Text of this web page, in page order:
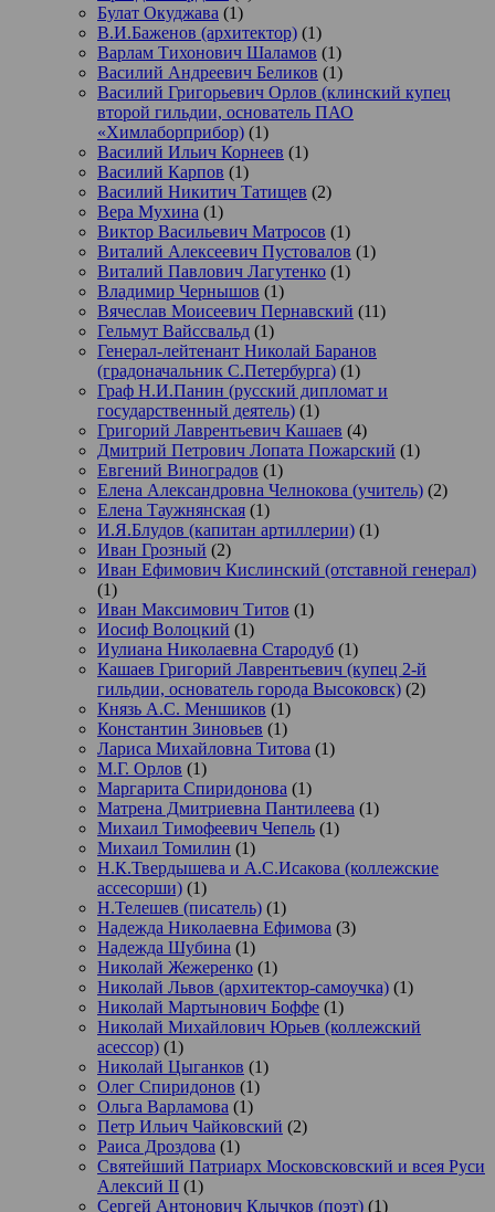
Булат Окуджава (1)
В.И.Баженов (архитектор) (1)
Варлам Тихонович Шаламов (1)
Василий Андреевич Беликов (1)
Василий Григорьевич Орлов (клинский купец
второй гильдии, основатель ПАО
«Химлаборприбор) (1)
Василий Ильич Корнеев (1)
Василий Карпов (1)
Василий Никитич Татищев (2)
Вера Мухина (1)
Виктор Васильевич Матросов (1)
Виталий Алексеевич Пустовалов (1)
Виталий Павлович Лагутенко (1)
Владимир Чернышов (1)
Вячеслав Моисеевич Пернавский (11)
Гельмут Вайссвальд (1)
Генерал-лейтенант Николай Баранов
(градоначальник С.Петербурга) (1)
Граф Н.И.Панин (русский дипломат и
государственный деятель) (1)
Григорий Лаврентьевич Кашаев (4)
Дмитрий Петрович Лопата Пожарский (1)
Евгений Виноградов (1)
Елена Александровна Челнокова (учитель) (2)
Елена Таужнянская (1)
И.Я.Блудов (капитан артиллерии) (1)
Иван Грозный (2)
Иван Ефимович Кислинский (отставной генерал)
(1)
Иван Максимович Титов (1)
Иосиф Волоцкий (1)
Иулиана Николаевна Стародуб (1)
Кашаев Григорий Лаврентьевич (купец 2-й
гильдии, основатель города Высоковск) (2)
Князь А.С. Меншиков (1)
Константин Зиновьев (1)
Лариса Михайловна Титова (1)
М.Г. Орлов (1)
Маргарита Спиридонова (1)
Матрена Дмитриевна Пантилеева (1)
Михаил Тимофеевич Чепель (1)
Михаил Томилин (1)
Н.К.Твердышева и А.С.Исакова (коллежские
ассесорши) (1)
Н.Телешев (писатель) (1)
Надежда Николаевна Ефимова (3)
Надежда Шубина (1)
Николай Жежеренко (1)
Николай Львов (архитектор-самоучка) (1)
Николай Мартынович Боффе (1)
Николай Михайлович Юрьев (коллежский
асессор) (1)
Николай Цыганков (1)
Олег Спиридонов (1)
Ольга Варламова (1)
Петр Ильич Чайковский (2)
Раиса Дроздова (1)
Святейший Патриарх Московсковский и всея Руси
Алексий II (1)
Сергей Антонович Клычков (поэт) (1)